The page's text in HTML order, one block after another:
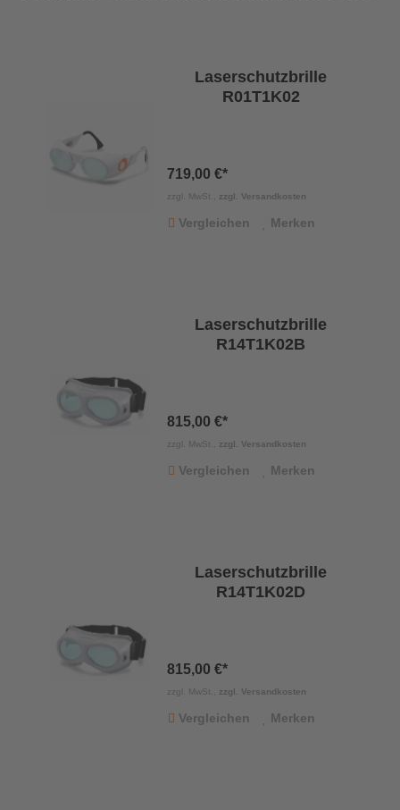
Laserschutzbrille
R01T1K02
719,00 €*
zzgl. MwSt., zzgl. Versandkosten
Vergleichen Merken
Laserschutzbrille
R14T1K02B
815,00 €*
zzgl. MwSt., zzgl. Versandkosten
Vergleichen Merken
Laserschutzbrille
R14T1K02D
815,00 €*
zzgl. MwSt., zzgl. Versandkosten
Vergleichen Merken